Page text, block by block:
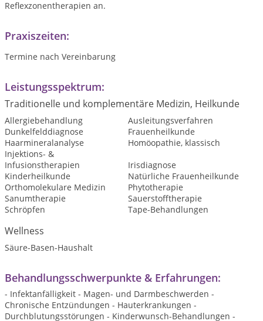
Reflexzonentherapien an.
Praxiszeiten:
Termine nach Vereinbarung
Leistungsspektrum:
Traditionelle und komplementäre Medizin, Heilkunde
Allergiebehandlung
Ausleitungsverfahren
Dunkelfelddiagnose
Frauenheilkunde
Haarmineralanalyse
Homöopathie, klassisch
Injektions- &
Infusionstherapien
Irisdiagnose
Kinderheilkunde
Natürliche Frauenheilkunde
Orthomolekulare Medizin
Phytotherapie
Sanumtherapie
Sauerstofftherapie
Schröpfen
Tape-Behandlungen
Wellness
Säure-Basen-Haushalt
Behandlungsschwerpunkte & Erfahrungen:
- Infektanfälligkeit - Magen- und Darmbeschwerden -
Chronische Entzündungen - Hauterkrankungen -
Durchblutungsstörungen - Kinderwunsch-Behandlungen -